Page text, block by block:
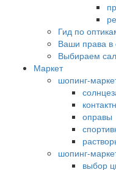
Гид по
Ваши права в
Выбираем
Маркет
шопинг-
оправы
шопинг-
выбор